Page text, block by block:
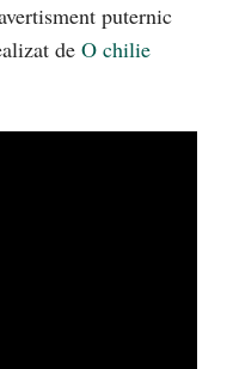
puternic
de O chilie